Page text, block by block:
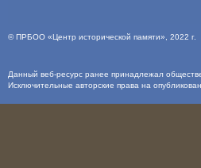
©ПРБОО «Центр исторической памяти» , 2022 г.
Данный веб-ресурс ранее принадлежал
Исключительные авторские права на